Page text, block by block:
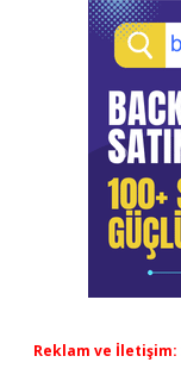
Reklam ve İletişim: